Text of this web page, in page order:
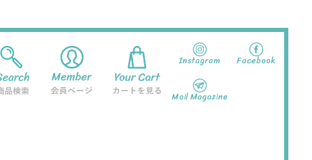
Instagram Facebook
Mail Magazine